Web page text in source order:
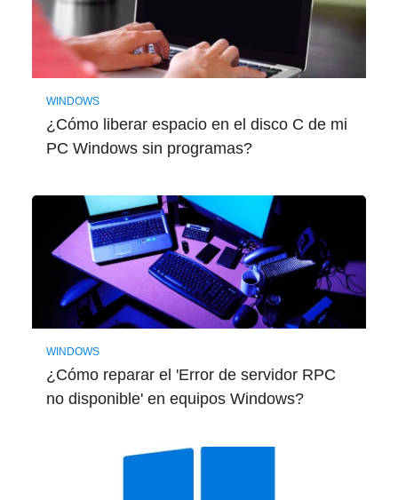
WINDOWS
¿Cómo liberar espacio en el disco C de mi
PC Windows sin programas?
WINDOWS
¿Cómo reparar el 'Error de servidor RPC
no disponible' en equipos Windows?